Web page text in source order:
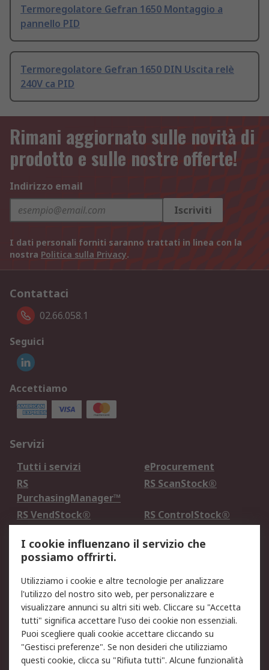
Termoregolatore Gefran 1650 Montaggio a
pannello PID
Termoregolatore Gefran 1650 DIN Uscita relè
240V ca PID
Rimani aggiornato sulle novità di
prodotto e sulle nostre offerte!
Indirizzo email
Iscriviti
I dati personali forniti saranno trattati in linea con la
nostra Politica sulla Privacy.
Contattaci
02.66.058.1
Seguici
Accettiamo
Servizi
Tutti i servizi
eProcurement
RS
PurchasingManager™
RS ScanStock®
RS VendStock®
RS ControlStock®
Legale
Informativa Cookie
Informativa Privacy -
Aggiornata
Email Security
Termini d'uso
Condizioni di vendita
Condizioni generali di
servizio
Etica e responsabilità
I cookie influenzano il servizio che
possiamo offrirti.
Utilizziamo i cookie e altre tecnologie per analizzare
l'utilizzo del nostro sito web, per personalizzare e
visualizzare annunci su altri siti web. Cliccare su "Accetta
tutti" significa accettare l'uso dei cookie non essenziali.
Puoi scegliere quali cookie accettare cliccando su
"Gestisci preferenze". Se non desideri che utilizziamo
questi cookie, clicca su "Rifiuta tutti". Alcune funzionalità